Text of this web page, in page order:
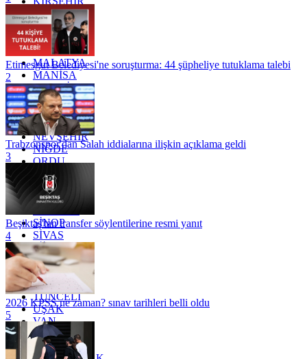
KOCAELİ
KONYA
KÜTAHYA
KİLİS
MALATYA
MANİSA
MARDİN
MERSİN
MUĞLA
MUŞ
NEVŞEHİR
NİĞDE
ORDU
OSMANİYE
RİZE
SAKARYA
SİNOP
SİVAS
SİİRT
TEKİRDAĞ
TOKAT
TRABZON
TUNCELİ
UŞAK
VAN
YALOVA
YOZGAT
Etimesgut Belediyesi'ne soruşturma: 44 şüpheliye tutuklama talebi
2
Trabzonspor'dan Salah iddialarına ilişkin açıklama geldi
3
Beşiktaş'tan transfer söylentilerine resmi yanıt
4
2026 KPSS ne zaman? sınav tarihleri belli oldu
5